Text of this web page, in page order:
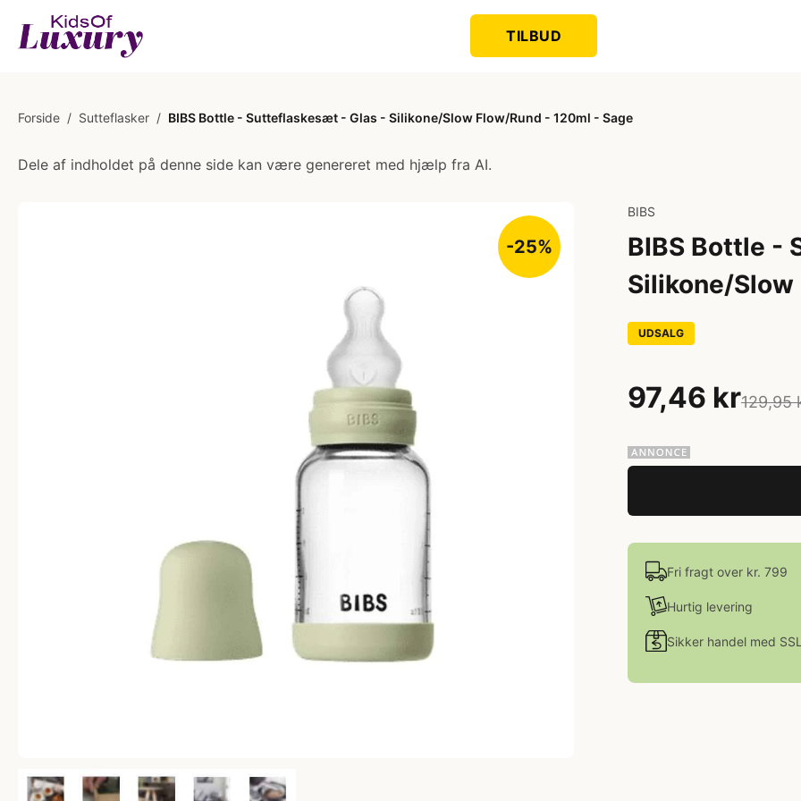
TILBUD
Forside / Sutteflasker / BIBS Bottle - Sutteflaskesæt - Glas - Silikone/Slow Flow/Rund - 120ml - Sage
Dele af indholdet på denne side kan være genereret med hjælp fra AI.
-25%
BIBS
BIBS Bottle -
Silikone/Slow
UDSALG
97,46 kr129,95
Fri fragt over kr. 799
Hurtig levering
Sikker handel med SSL